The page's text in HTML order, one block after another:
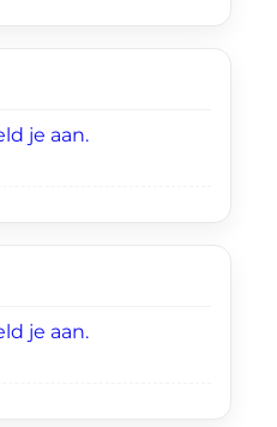
je aan.
je aan.